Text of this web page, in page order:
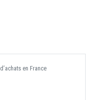
d’achats en France